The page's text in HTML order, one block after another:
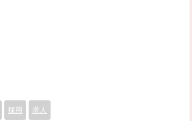
採用 求人